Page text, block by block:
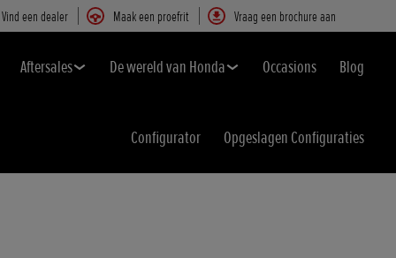
Vind een dealer Maak een proefrit Vraag een brochure aan
Aftersales De wereld van Honda Occasions Blog
Configurator Opgeslagen Configuraties